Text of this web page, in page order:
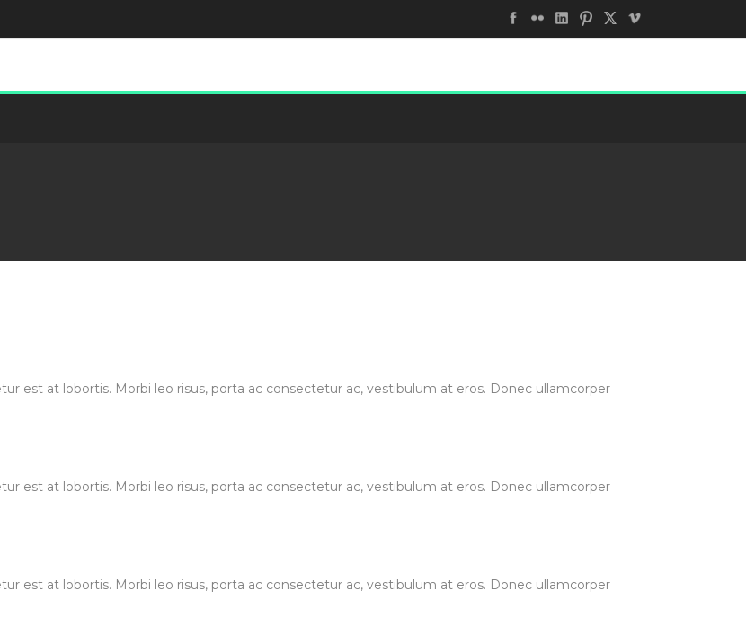
est at lobortis. Morbi leo risus, porta ac consectetur ac, vestibulum at eros. Donec ullamcorper
est at lobortis. Morbi leo risus, porta ac consectetur ac, vestibulum at eros. Donec ullamcorper
est at lobortis. Morbi leo risus, porta ac consectetur ac, vestibulum at eros. Donec ullamcorper